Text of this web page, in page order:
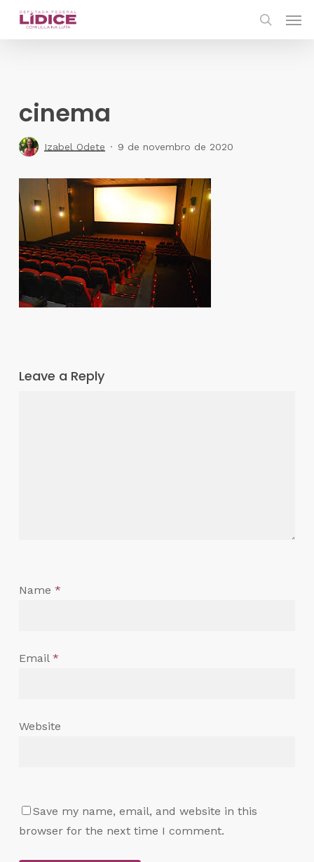
Skip
cinema
Izabel Odete 9 de novembro de 2020
Leave a Reply
Name *
Email *
Website
Save my name, email, and website in this
browser for the next time I comment.